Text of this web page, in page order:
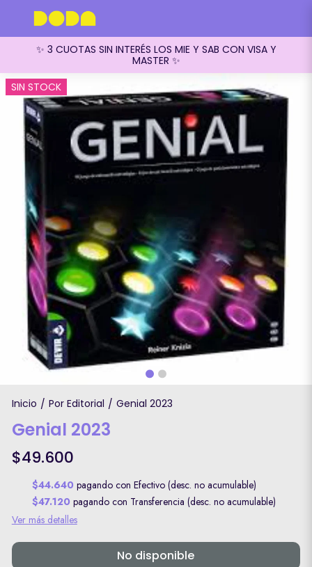
✨ 3 CUOTAS SIN INTERÉS LOS MIE Y SAB CON VISA Y
MASTER ✨
SIN STOCK
Inicio / Por Editorial / Genial 2023
Genial 2023
$49.600
$44.640 pagando con Efectivo (desc. no acumulable)
$47.120 pagando con Transferencia (desc. no acumulable)
Ver más detalles
No disponible